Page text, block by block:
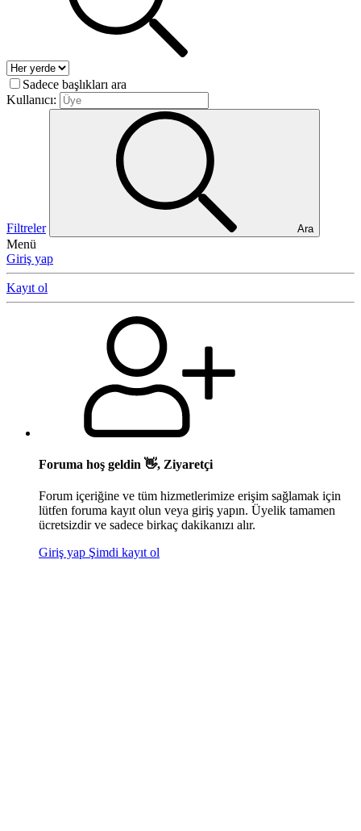
Sadece başlıkları ara
Kullanıcı:
Filtreler Ara
Menü
Giriş yap
Kayıt ol
Foruma hoş geldin 👋, Ziyaretçi
Forum içeriğine ve tüm hizmetlerimize erişim sağlamak için
lütfen foruma kayıt olun veya giriş yapın. Üyelik tamamen
ücretsizdir ve sadece birkaç dakikanızı alır.
Giriş yap Şimdi kayıt ol